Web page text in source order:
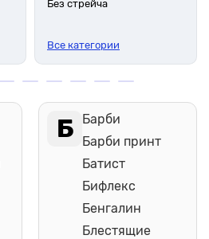
Без стрейча
Все категории
Б
Барби
Барби принт
Батист
Бифлекс
Бенгалин
Блестящие